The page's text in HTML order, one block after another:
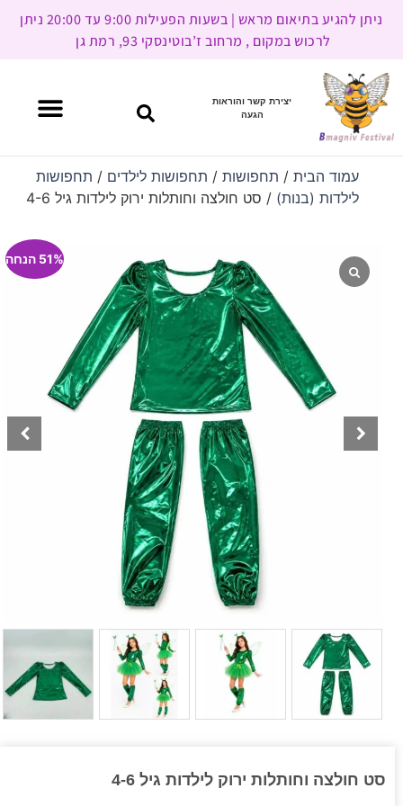
ניתן להגיע בתיאום מראש | בשעות הפעילות 9:00 עד 20:00 ניתן
לרכוש במקום , מרחוב ז’בוטינסקי 93, רמת גן
יצירת קשר והוראות
הגעה
עמוד הבית/ תחפושות/ תחפושות לילדים / תחפושות
לילדות (בנות) / סט חולצה וחותלות ירוק לילדות גיל 4-6
51% הנחה
סט חולצה וחותלות ירוק לילדות גיל 4-6